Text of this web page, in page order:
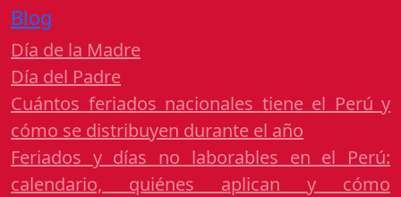
Blog
Día de la Madre
Día del Padre
Cuántos feriados nacionales tiene el Perú y
cómo se distribuyen durante el año
Feriados y días no laborables en el Perú:
calendario, quiénes aplican y cómo